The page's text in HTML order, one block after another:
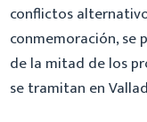
conflictos
conmemoración, se
de la mitad de los
se tramitan en